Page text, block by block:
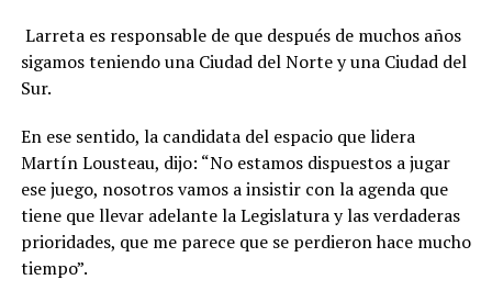
Larreta es responsable de que después de muchos años
sigamos teniendo una Ciudad del Norte y una Ciudad del
Sur.
En ese sentido, la candidata del espacio que lidera
Martín Lousteau, dijo: “No estamos dispuestos a jugar
ese juego, nosotros vamos a insistir con la agenda que
tiene que llevar adelante la Legislatura y las verdaderas
prioridades, que me parece que se perdieron hace mucho
tiempo”.